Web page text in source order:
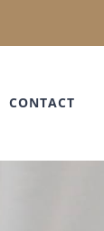
CONTACT